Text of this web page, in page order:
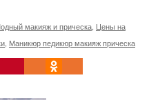
макияж и прическа, Цены на
, Маникюр педикюр макияж прическа